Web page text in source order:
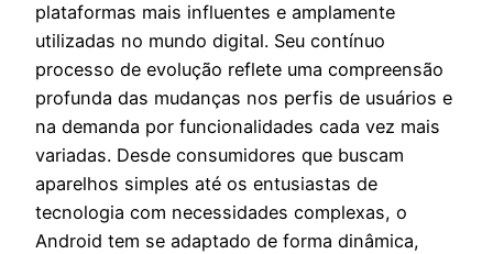
plataformas mais influentes e amplamente
utilizadas no mundo digital. Seu contínuo
processo de evolução reflete uma compreensão
profunda das mudanças nos perfis de usuários e
na demanda por funcionalidades cada vez mais
variadas. Desde consumidores que buscam
aparelhos simples até os entusiastas de
tecnologia com necessidades complexas, o
Android tem se adaptado de forma dinâmica,